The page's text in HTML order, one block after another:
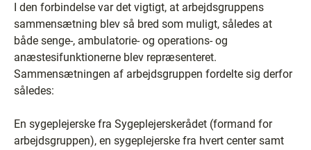
I den forbindelse var det vigtigt, at arbejdsgruppens
sammensætning blev så bred som muligt, således at
både senge-, ambulatorie- og operations- og
anæstesifunktionerne blev repræsenteret.
Sammensætningen af arbejdsgruppen fordelte sig derfor
således:
En sygeplejerske fra Sygeplejerskerådet (formand for
arbejdsgruppen), en sygeplejerske fra hvert center samt